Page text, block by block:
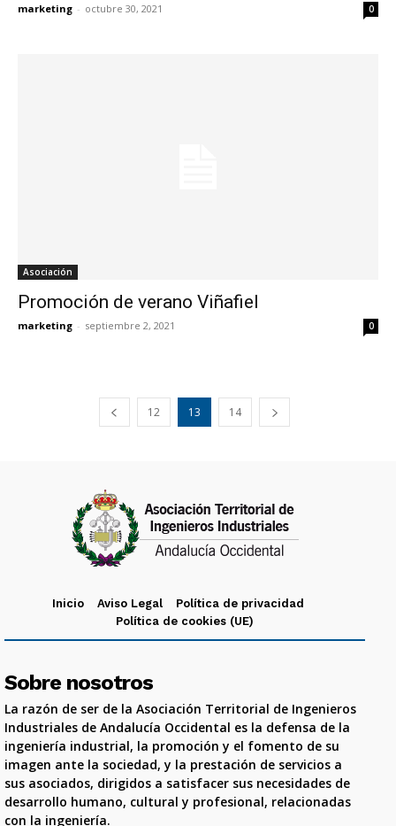
marketing - octubre 30, 2021 0
Asociación
Promoción de verano Viñafiel
marketing - septiembre 2, 2021 0
12 13 14
Inicio Aviso Legal
Política de privacidad
Política de cookies (UE)
Sobre nosotros
La razón de ser de la Asociación Territorial de Ingenieros
Industriales de Andalucía Occidental es la defensa de la
ingeniería industrial, la promoción y el fomento de su
imagen ante la sociedad, y la prestación de servicios a
sus asociados, dirigidos a satisfacer sus necesidades de
desarrollo humano, cultural y profesional, relacionadas
con la ingeniería.